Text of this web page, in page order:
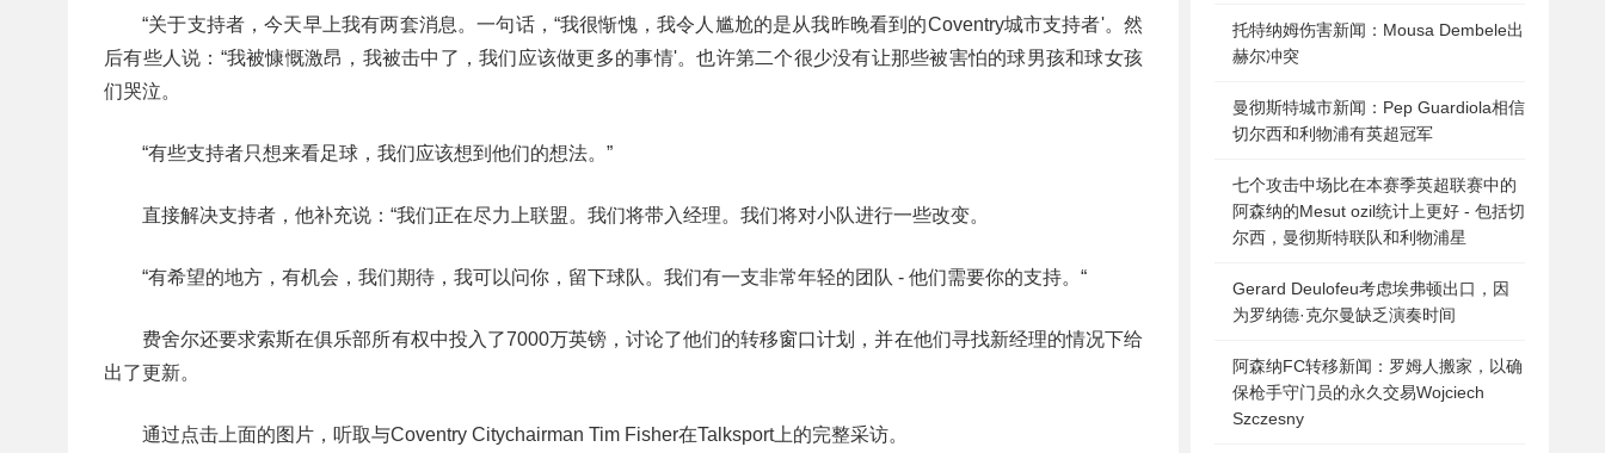
“关于支持者，今天早上我有两套消息。一句话，“我很惭愧，我令人尴尬的是从我昨晚看到的Coventry城市支持者'。然
后有些人说：“我被慷慨激昂，我被击中了，我们应该做更多的事情'。也许第二个很少没有让那些被害怕的球男孩和球女孩
们哭泣。
“有些支持者只想来看足球，我们应该想到他们的想法。”
直接解决支持者，他补充说：“我们正在尽力上联盟。我们将带入经理。我们将对小队进行一些改变。
“有希望的地方，有机会，我们期待，我可以问你，留下球队。我们有一支非常年轻的团队 - 他们需要你的支持。“
费舍尔还要求索斯在俱乐部所有权中投入了7000万英镑，讨论了他们的转移窗口计划，并在他们寻找新经理的情况下给
出了更新。
通过点击上面的图片，听取与Coventry Citychairman Tim Fisher在Talksport上的完整采访。
托特纳姆伤害新闻：Mousa Dembele出
赫尔冲突
曼彻斯特城市新闻：Pep Guardiola相信
切尔西和利物浦有英超冠军
七个攻击中场比在本赛季英超联赛中的
阿森纳的Mesut ozil统计上更好 - 包括切
尔西，曼彻斯特联队和利物浦星
Gerard Deulofeu考虑埃弗顿出口，因
为罗纳德·克尔曼缺乏演奏时间
阿森纳FC转移新闻：罗姆人搬家，以确
保枪手守门员的永久交易Wojciech
Szczesny